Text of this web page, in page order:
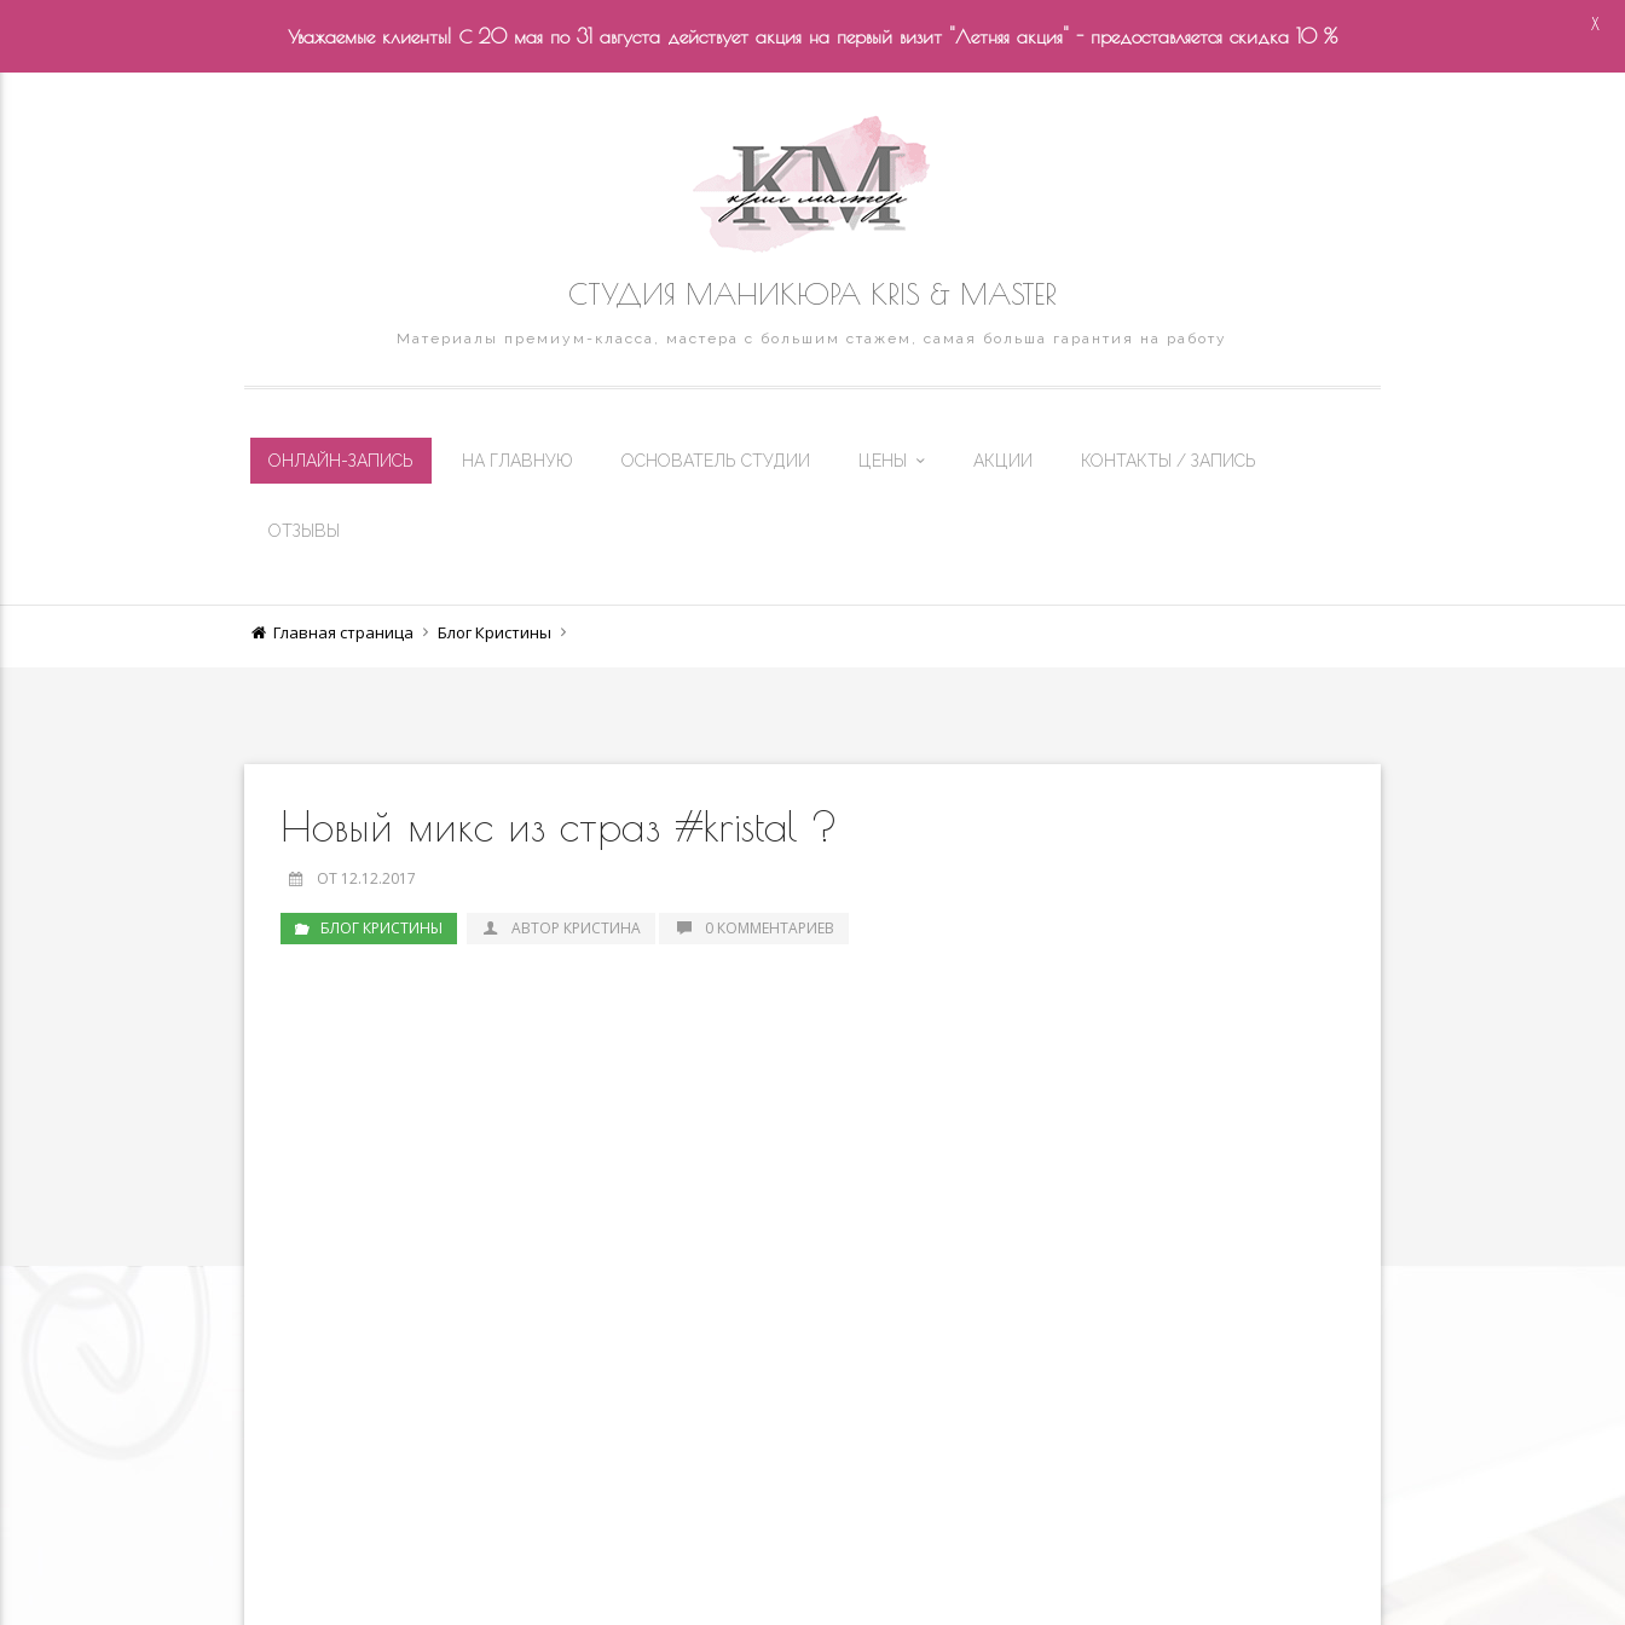
СТУДИЯ МАНИКЮРА KRIS & MASTER
Материалы премиум-класса, мастера с большим стажем, самая больша гарантия на работу
ОНЛАЙН-ЗАПИСЬ НА ГЛАВНУЮ ОСНОВАТЕЛЬ СТУДИИ ЦЕНЫ АКЦИИ КОНТАКТЫ / ЗАПИСЬ
ОТЗЫВЫ
Главная страница Блог Кристины
Новый микс из страз #kristal ?
ОТ 12.12.2017
БЛОГ КРИСТИНЫ АВТОР КРИСТИНА 0 КОММЕНТАРИЕВ
Уважаемые клиенты! С 20 мая по 31 августа действует акция на первый визит "Летняя акция" - предоставляется скидка 10 %
X